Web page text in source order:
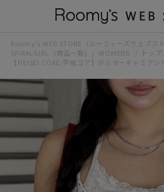
Roomy’s WEB STORE（ルーミィーズウェブスト
SPIRALGIRL（商品一覧)
WOMENS トップ
【HEISEI CORE/平成コア】ホルターキャミアン